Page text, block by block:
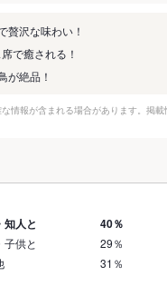
贅沢な味わい！
で癒される！
が絶品！
情報が含まれる場合があります。掲
知人と
40％
子供と
29％
31％